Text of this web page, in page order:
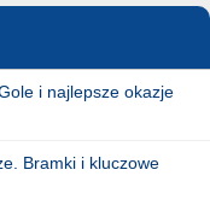
i najlepsze okazje
Bramki i kluczowe